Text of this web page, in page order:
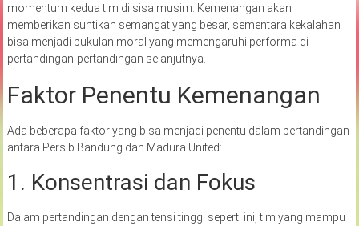
momentum kedua tim di sisa musim. Kemenangan akan
memberikan suntikan semangat yang besar, sementara kekalahan
bisa menjadi pukulan moral yang memengaruhi performa di
pertandingan-pertandingan selanjutnya.
Faktor Penentu Kemenangan
Ada beberapa faktor yang bisa menjadi penentu dalam pertandingan
antara Persib Bandung dan Madura United:
1. Konsentrasi dan Fokus
Dalam pertandingan dengan tensi tinggi seperti ini, tim yang mampu